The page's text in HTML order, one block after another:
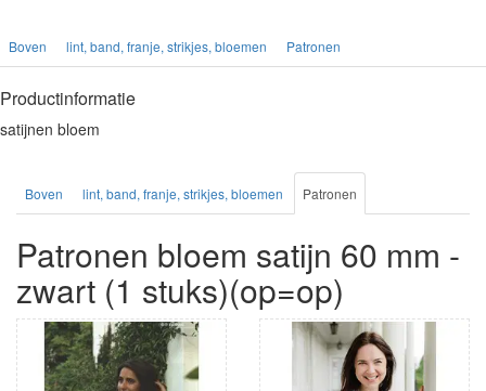
Boven lint, band, franje, strikjes, bloemen Patronen
Productinformatie
satijnen bloem
Boven lint, band, franje, strikjes, bloemen Patronen
Patronen bloem satijn 60 mm -
zwart (1 stuks)(op=op)